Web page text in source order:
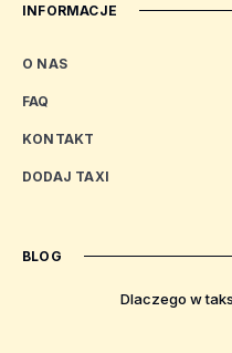
INFORMACJE
O NAS
FAQ
KONTAKT
DODAJ TAXI
BLOG
Dlaczego w